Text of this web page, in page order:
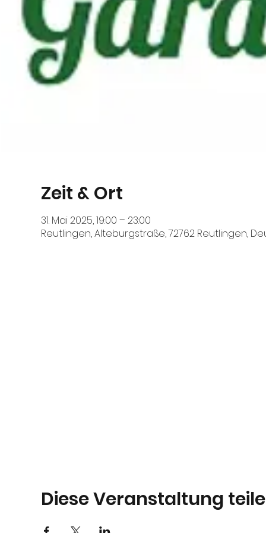
Zeit & Ort
31. Mai 2025, 19:00 – 23:00
Reutlingen, Alteburgstraße, 72762 Reutlingen,
Diese Veranstaltung